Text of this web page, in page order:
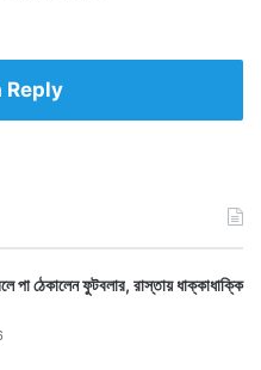
Reply
পা ঠেকালেন ফুটবলার, রাস্তায় ধাক্কাধাক্কি